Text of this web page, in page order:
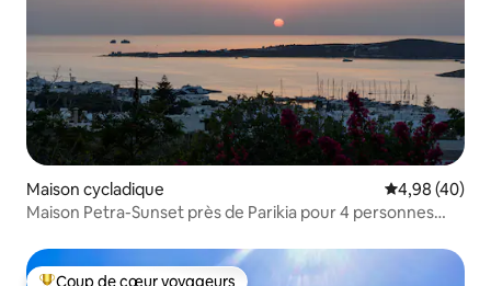
Maison cycladique Évaluation
4,98 (40)
Maison Petra-Sunset près de Parikia pour 4 personnes
Coup de cœur voyageurs